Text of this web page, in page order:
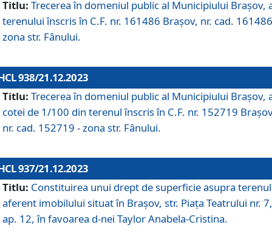
Titlu: Trecerea în domeniul public al Municipiului Braşov,
terenului înscris în C.F. nr. 161486 Brașov, nr. cad.
zona str. Fânului.
938/21.12.2023
Titlu: Trecerea în domeniul public al Municipiului Braşov,
cotei de 1/100 din terenul înscris în C.F. nr. 152719
nr. cad. 152719 - zona str. Fânului.
937/21.12.2023
Titlu: Constituirea unui drept de superficie asupra
aferent imobilului situat în Brașov, str. Piața Teatrului nr. 7,
ap. 12, în favoarea d-nei Taylor Anabela-Cristina.